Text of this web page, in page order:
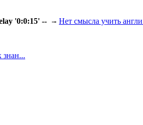
'0:0:15' --
Нет смысла учить
знан...